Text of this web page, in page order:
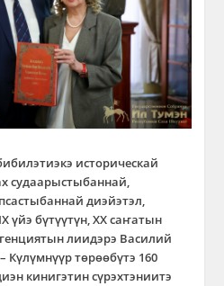
историческай
судаарыстыбаннай,
диэйэтэл,
үйэ бүтүүтүн, XX саҥатын
лиидэрэ Василий
төрөөбүтэ 160
кинигэтин сүрэхтэниитэ